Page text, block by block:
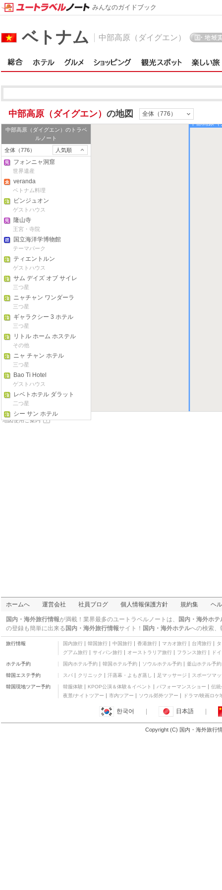
ベトナム 中部高原（ダイグエン）
中部高原（ダイグエン） の地図 全体（776）
中部高原（ダイグエン） のトラベ
ルノート
全体（776）
人気順
フォンニャ洞窟
世界遺産
veranda
ベトナム料理
ビンジュオン
ゲストハウス
隆山寺
王宮・寺院
国立海洋学博物館
テーマパーク
ティエントルン
ゲストハウス
サム デイズ オブ サイレ
ンス
三つ星
ニャチャン ワンダーラ
ンド ホテル
三つ星
ギャラクシー 3 ホテル
三つ星
リトル ホーム ホステル
ニャチャン
その他
ニャ チャン ホテル
三つ星
Bao Ti Hotel
ゲストハウス
レベトホテル ダラット
二つ星
シー サン ホテル
二つ星
二つ星
ルビーホテル ニャチャ
ン トランプー ストリー
ト
三つ星
タン ビン ホテル
二つ星
ンハトラン アイランド
オリンピックホテル ニ
ャチャン
三つ星
フル ハウス ホテル
ヒエップ イェン ホテル
中部高原（
地図使用ご案内
みんなのガイドブック
ホームへ 運営会社 社員ブログ 個人情報保護方針 規約集 ヘ
国内・海外旅行情報が満載！業界最多のユートラベルノートは、
国内・海外ホ
の登録も簡単に出来る 国内・海外旅行情報サイト！ 国内・海外ホテルへの検索、
旅行情報 国内旅行 韓国旅行 中国旅行 香港旅行 マカオ旅行 台湾旅行
グアム旅行
サイパン旅行 オーストラリア旅行 フランス旅行 ド
ホテル予約 国内ホテル予約 韓国ホテル予約 ソウルホテル予約 釜山ホテル予約
韓国エステ予約 スパ クリニック 汗蒸幕・よもぎ蒸し 足マッサージ スポーツマ
韓国現地ツアー予約 韓服体験 KPOP公演＆体験＆イベント パフォーマンスショー
伝統
夜景/ナイトツアー
市内ツアー ソウル郊外ツアー ドラマ/映画ロケ
한국어 日本語
Copyright (C) 国内・海外旅行